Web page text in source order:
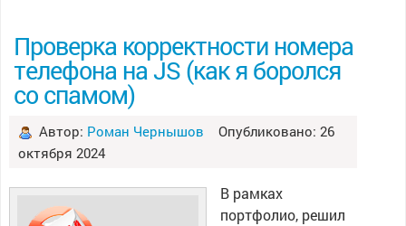
Проверка корректности номера
телефона на JS (как я боролся
со спамом)
Автор: Роман Чернышов Опубликовано: 26
октября 2024
В рамках
портфолио, решил